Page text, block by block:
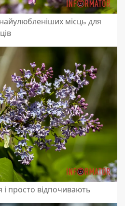
місць для
просто відпочивають